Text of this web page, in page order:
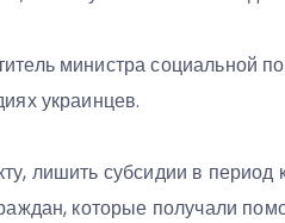
министра социальной
украинцев.
лишить субсидии в период
которые получали